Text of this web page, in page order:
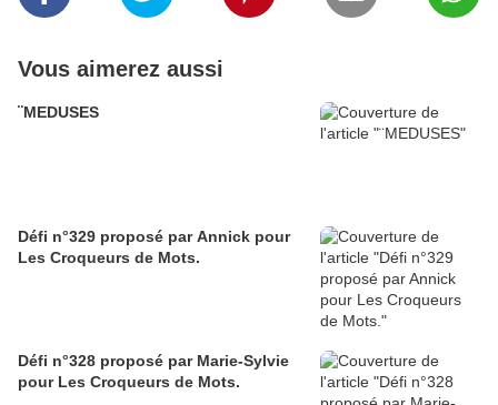
Vous aimerez aussi
¨MEDUSES
Défi n°329 proposé par Annick pour
Les Croqueurs de Mots.
Défi n°328 proposé par Marie-Sylvie
pour Les Croqueurs de Mots.